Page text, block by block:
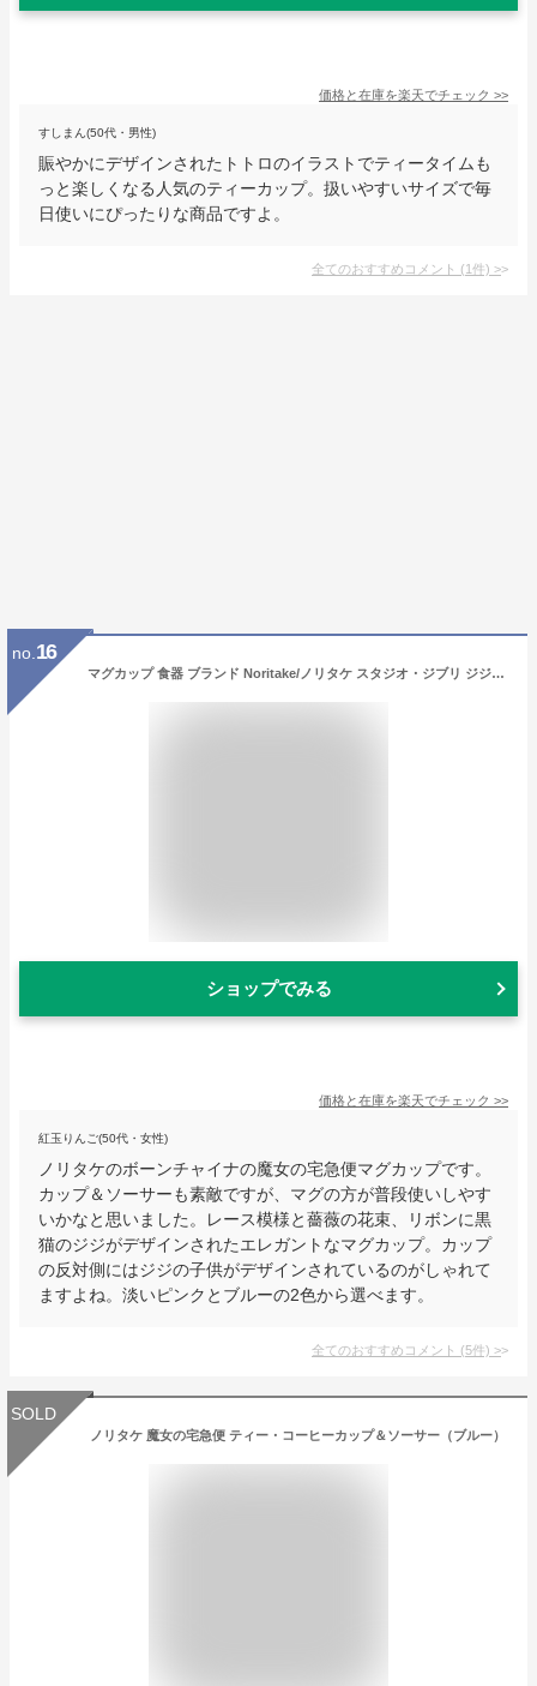
価格と在庫を楽天でチェック >>
すしまん(50代・男性)
賑やかにデザインされたトトロのイラストでティータイムも
っと楽しくなる人気のティーカップ。扱いやすいサイズで毎
日使いにぴったりな商品ですよ。
全てのおすすめコメント (1件) >
no. 16
マグカップ 食器 ブランド Noritake/ノリタケ スタジオ・ジブリ ジジ 『魔女の宅急便 マグカップ』 結婚祝いなどプレゼント(ギフト)にも最適
ショップでみる
価格と在庫を楽天でチェック >>
紅玉りんご(50代・女性)
ノリタケのボーンチャイナの魔女の宅急便マグカップです。
カップ＆ソーサーも素敵ですが、マグの方が普段使いしやす
いかなと思いました。レース模様と薔薇の花束、リボンに黒
猫のジジがデザインされたエレガントなマグカップ。カップ
の反対側にはジジの子供がデザインされているのがしゃれて
ますよね。淡いピンクとブルーの2色から選べます。
全てのおすすめコメント (5件) >
SOLD
ノリタケ 魔女の宅急便 ティー・コーヒーカップ＆ソーサー（ブルー）